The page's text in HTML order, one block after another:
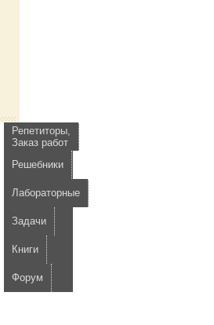
Репетиторы,
Заказ работ
Решебники
Лабораторные
Задачи
Книги
Форум